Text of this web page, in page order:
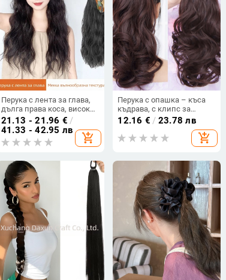
Перука с лента за глава,
дълга права коса, висок
връх на темето, еднопарче
покритие за половината
глава, регулируеми челни
кичури (прави или
AT358 AT381,
термоустойчива жица,
естествен вид
21.13 - 21.96 € /
41.33 - 42.95 лв
add_shopping_cart
Перука с опашка – къса
къдрава, с клипс за
захващане,
високотемпературна тел,
модел 152, за жени, може
12.16 € / 23.78 лв
add_shopping_cart